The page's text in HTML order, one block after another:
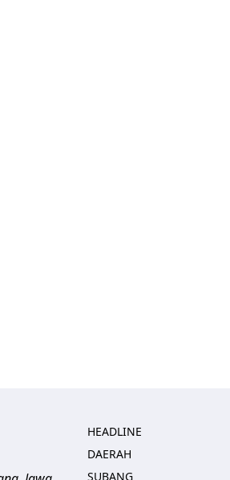
HEADLINE
DAERAH
SUBANG